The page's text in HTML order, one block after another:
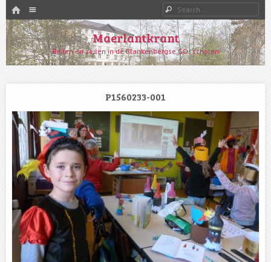
HOME
SKIP TO CONTENT
Search
Maerlantkrant
Reilen en zeilen in de Blankenbergse GO! scholen
P1560233-001